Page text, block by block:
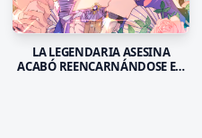
LA LEGENDARIA ASESINA
ACABÓ REENCARNÁNDOSE EN